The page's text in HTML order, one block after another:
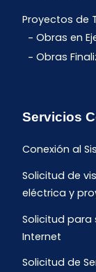
Proyectos de
Obras en
Obras
Servicios
Conexión al
Solicitud de
eléctrica y
Solicitud
Internet
Solicitud de